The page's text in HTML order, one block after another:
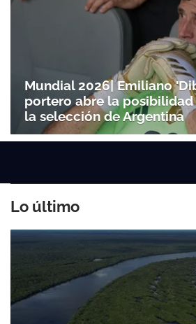
Mundial 2026| Emiliano
portero abre la
la selección de Argentina
Lo último